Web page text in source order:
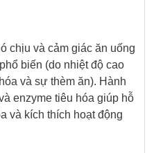
chịu và cảm giác ăn uống
biến (do nhiệt độ cao
và sự thèm ăn). Hành
enzyme tiêu hóa giúp hỗ
và kích thích hoạt động